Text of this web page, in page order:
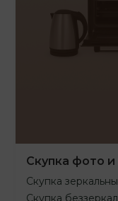
Скупка фото
Скупка
Скупка